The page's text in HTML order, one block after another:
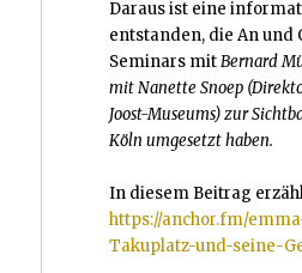
Daraus ist eine
entstanden, die An und
Seminars mitBernard
mit Nanette Snoep
Joost-Museums)zur
Köln umgesetzt haben.
In diesem Beitrag
https://anchor.fm/
Takuplatz-und-seine-